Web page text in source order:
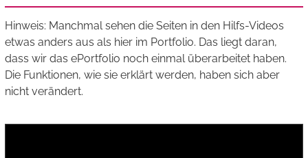
Hinweis: Manchmal sehen die Seiten in den Hilfs-Videos
etwas anders aus als hier im Portfolio. Das liegt daran,
dass wir das ePortfolio noch einmal überarbeitet haben.
Die Funktionen, wie sie erklärt werden, haben sich aber
nicht verändert.